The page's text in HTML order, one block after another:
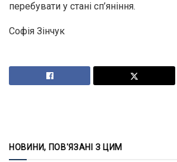
перебувати у стані сп’яніння.
Софія Зінчук
НОВИНИ, ПОВ'ЯЗАНІ З ЦИМ